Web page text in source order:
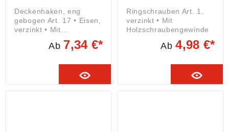
Deckenhaken, eng
gebogen Art. 17 • Eisen,
verzinkt • Mit
Holzschraubengewinde
Ab 7,34 €*
Ringschrauben Art. 1,
verzinkt • Mit
Holzschraubengewinde
Ab4,98 €*